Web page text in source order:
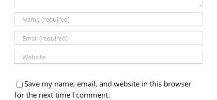
Save my name, email, and website in this browser
for the next time I comment.